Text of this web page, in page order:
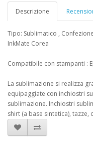
Descrizione
Tipo: Sublimatico ,
InkMate Corea
Compatibile con stampanti :
La sublimazione si realizza
equipaggiate con inchiostri
sublimazione. Inchiostri
shirt (a base sintetica),